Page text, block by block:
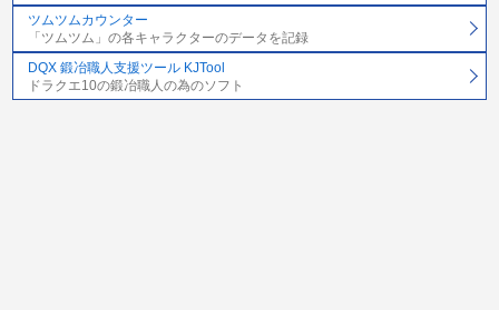
ツムツムカウンター
「ツムツム」の各キャラクターのデータを記録
DQX 鍛冶職人支援ツール KJTool
ドラクエ10の鍛冶職人の為のソフト